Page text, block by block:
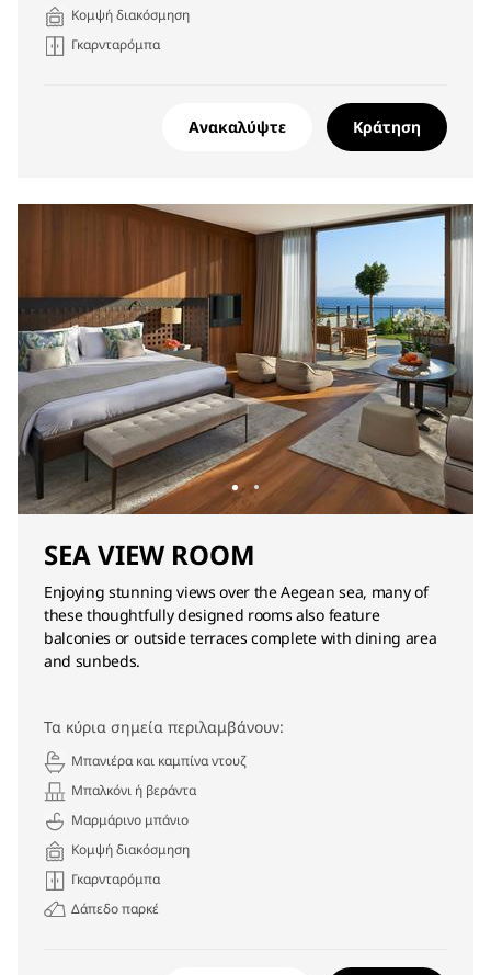
Κομψή διακόσμηση
Γκαρνταρόμπα
Ανακαλύψτε Κράτηση
SEA VIEW ROOM
Enjoying stunning views over the Aegean sea, many of
these thoughtfully designed rooms also feature
balconies or outside terraces complete with dining area
and sunbeds.
Τα κύρια σημεία περιλαμβάνουν:
Μπανιέρα και καμπίνα ντουζ
Μπαλκόνι ή βεράντα
Μαρμάρινο μπάνιο
Κομψή διακόσμηση
Γκαρνταρόμπα
Δάπεδο παρκέ